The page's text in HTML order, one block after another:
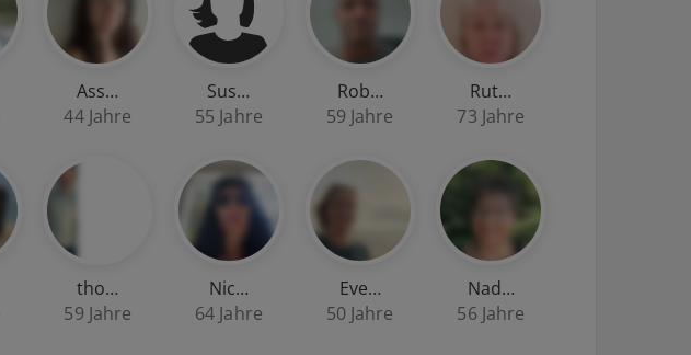
Ass…
44 Jahre
Sus…
55 Jahre
Rob…
59 Jahre
Rut…
73 Jahre
tho…
59 Jahre
Nic…
64 Jahre
Eve…
50 Jahre
Nad…
56 Jahre